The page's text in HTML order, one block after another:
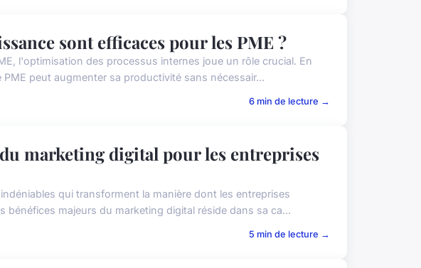
sont efficaces pour les PME ?
l'optimisation des processus internes joue un rôle crucial. En
peut augmenter sa productivité sans nécessair...
6 min de lecture →
marketing digital pour les entreprises
qui transforment la manière dont les entreprises
bénéfices majeurs du marketing digital réside dans sa ca...
5 min de lecture →